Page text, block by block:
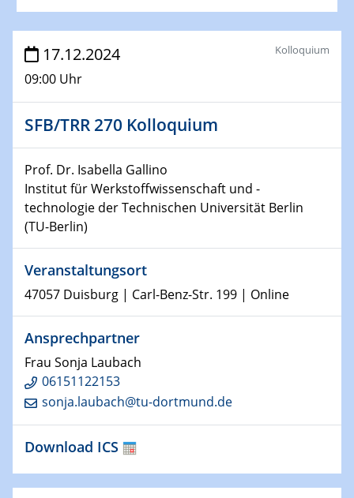
Veranstaltungen
30.11.-0001 - 06.02.2025
SFB/TRR 247 Seminar
Kolloquium CRC 1242
15.01.2024
Bewerbungsvorrtag Besetzung W3-Professur
Technische Chemie – Technisch-Makromolekulare
Chemie für die Wasserforschung
23.01.2024
Kolloquium CRC 1242
23.01.2024
Kolloquium CRC 1242
24.01.2024
Bewerbungsvorrtag Besetzung W3-Professur
Chemie für die Wasserforschung
17.12.2024
09:00 Uhr
Kolloquium
SFB/TRR 270 Kolloquium
Prof. Dr. Isabella Gallino
Institut für Werkstoffwissenschaft und -
technologie der Technischen Universität Berlin
(TU-Berlin)
Veranstaltungsort
47057 Duisburg | Carl-Benz-Str. 199 | Online
Ansprechpartner
Frau Sonja Laubach
06151122153
sonja.laubach@tu-dortmund.de
Download ICS